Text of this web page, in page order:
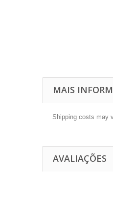
MAIS
Shipping costs may
AVALIAÇÕES